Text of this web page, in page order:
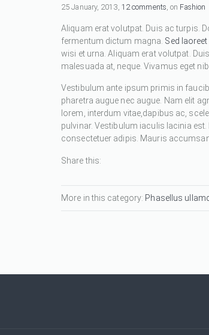
25 January, 2013, 12 comments, on Fashion
Aliquam erat volutpat. Duis ac turpis.
fermentum dictum magna. Sed
wisi et urna. Aliquam erat volutpat.
malesuada at, neque. Vivamus eget
Vestibulum ante ipsum primis in
pharetra augue nec augue. Nam elit
lorem, interdum vitae,dapibus ac,
pulvinar. Vestibulum iaculis lacinia
consectetuer adipis. Mauris
Share this:
More in this category: Phasellus